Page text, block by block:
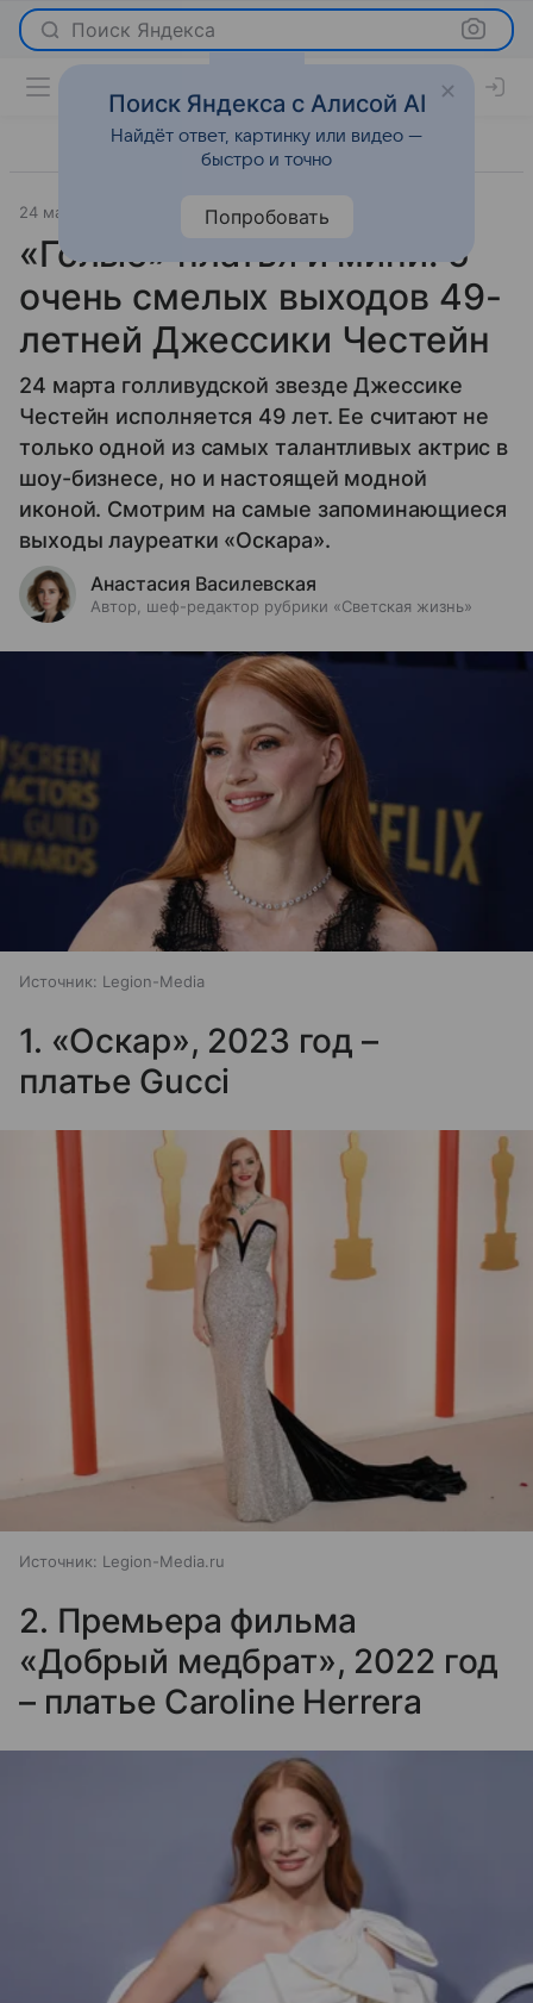
Поиск Яндекса
24 марта 2026 Леди Mail Мода
«Голые» платья и мини: 5
очень смелых выходов 49-
летней Джессики Честейн
24 марта голливудской звезде Джессике
Честейн исполняется 49 лет. Ее считают не
только одной из самых талантливых актрис в
шоу-бизнесе, но и настоящей модной
иконой. Смотрим на самые запоминающиеся
выходы лауреатки «Оскара».
Анастасия Василевская
Автор, шеф-редактор рубрики «Светская жизнь»
Источник: Legion-Media
1. «Оскар», 2023 год –
платье Gucci
Источник: Legion-Media.ru
2. Премьера фильма
«Добрый медбрат», 2022 год
– платье Caroline Herrera
Поиск Яндекса с Алисой AI
Найдёт ответ, картинку или видео —
быстро и точно
Попробовать